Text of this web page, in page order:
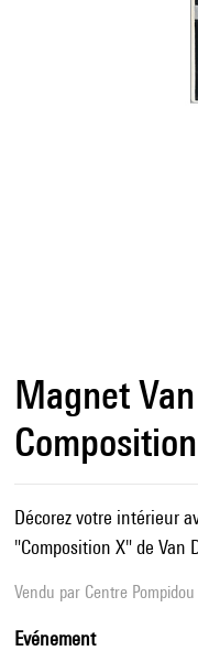
Magnet Van
Décorez votre intérieur
"Composition X" de Van
Vendu par Centre
Evénement